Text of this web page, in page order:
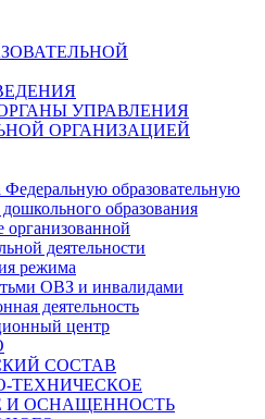
УПРАВЛЕНИЯ
ОРГАНИЗАЦИЕЙ
Федеральную образовательную
образования
организованной
деятельности
режима
ОВЗ и инвалидами
деятельность
центр
СОСТАВ
ТЕХНИЧЕСКОЕ
И ОСНАЩЕННОСТЬ